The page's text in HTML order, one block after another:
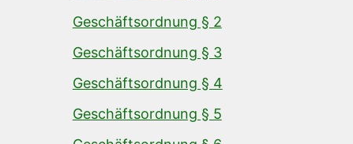
Geschäftsordnung § 2
Geschäftsordnung § 3
Geschäftsordnung § 4
Geschäftsordnung § 5